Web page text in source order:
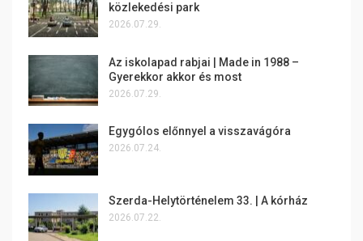
közlekedési park
2026.07.29.
Az iskolapad rabjai | Made in 1988 –
Gyerekkor akkor és most
2026.07.29.
Egygólos előnnyel a visszavágóra
2026.07.24.
Szerda-Helytörténelem 33. | A kórház
2026.07.22.